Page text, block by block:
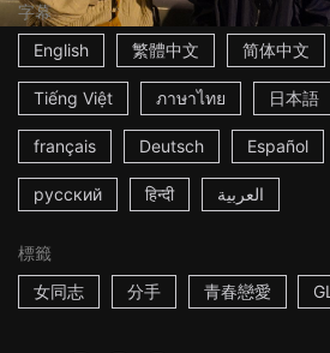
字幕
English
繁體中文 简体中文
Tiếng Việt ภาษาไทย 日本語
français Deutsch Español
русский हिन्दी العربية
標籤
女同志
分手 青春戀愛 GL